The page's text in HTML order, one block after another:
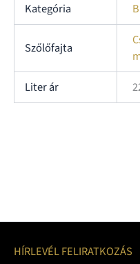
Kategória
Szőlőfajta
Liter ár
HÍRLEVÉL FELIRATKOZÁS